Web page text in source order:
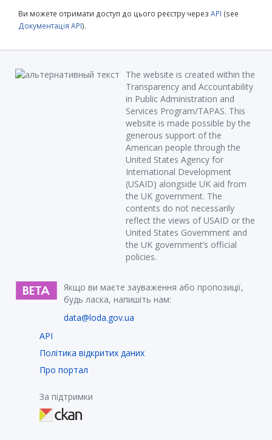
Ви можете отримати доступ до цього реєстру через API (see
Документація API).
The website is created within the
Transparency and Accountability
in Public Administration and
Services Program/TAPAS. This
website is made possible by the
generous support of the
American people through the
United States Agency for
International Development
(USAID) alongside UK aid from
the UK government. The
contents do not necessarily
reflect the views of USAID or the
United States Government and
the UK government’s official
policies.
Якщо ви маєте зауваження або пропозиції,
будь ласка, напишіть нам:
data@loda.gov.ua
API
Політика відкритих даних
Про портал
За підтримки